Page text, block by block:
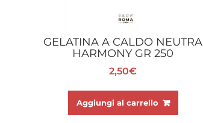
GELATINA A CALDO NEUTRA
HARMONY GR 250
2,50€
Aggiungi al carrello